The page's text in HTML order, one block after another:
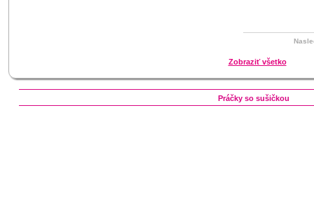
Zobraziť všetko
Práčky so sušičkou